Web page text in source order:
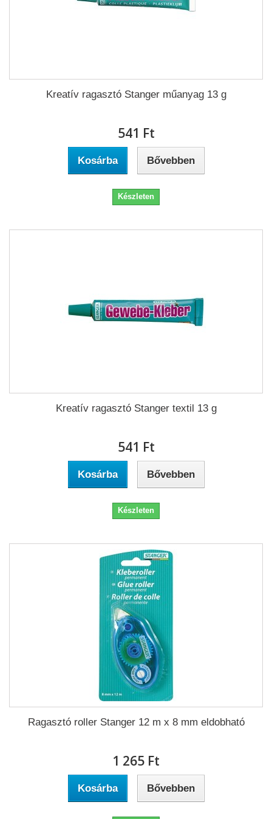
Kreatív ragasztó Stanger műanyag 13 g
541 Ft‎
Kosárba Bővebben
Készleten
Kreatív ragasztó Stanger textil 13 g
541 Ft‎
Kosárba Bővebben
Készleten
Ragasztó roller Stanger 12 m x 8 mm eldobható
1 265 Ft‎
Kosárba Bővebben